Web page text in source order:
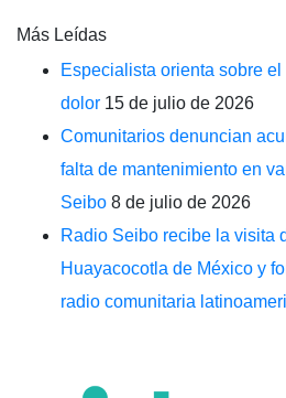
Más Leídas
Especialista orienta sobre
dolor 15 de julio de 2026
Comunitarios denuncian
falta de mantenimiento en
Seibo 8 de julio de 2026
Radio Seibo recibe la visita
Huayacocotla de México y
radio comunitaria